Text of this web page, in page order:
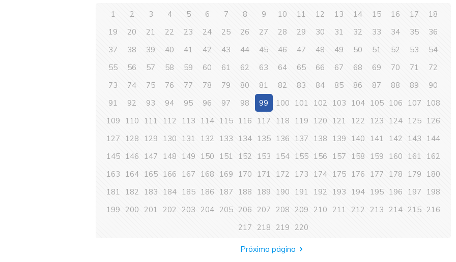
1 2 3 4 5 6 7 8 9 10 11 12 13 14 15 16 17
18
19
20 21 22 23 24 25 26 27 28 29 30 31 32 33 34 35
36
37
38 39 40 41 42 43 44 45 46 47 48 49 50 51 52 53
54
55
56 57 58 59 60 61 62 63 64 65 66 67 68 69 70 71
72
73
74 75 76 77 78 79 80 81 82 83 84 85 86 87 88 89
90
91
92 93 94 95 96 97 98 99 100 101 102 103 104 105 106 107
108
109
110 111 112 113 114 115 116 117 118 119 120 121 122 123 124 125 126
127
128 129 130 131 132 133 134 135 136 137 138 139 140 141 142 143
144
145 146 147 148 149 150 151 152 153 154 155 156 157 158 159 160 161
162
163
164 165 166 167 168 169 170 171 172 173 174 175 176 177 178 179
180
181
182 183 184 185 186 187 188 189 190 191 192 193 194 195 196 197
198
199
200 201 202 203 204 205 206 207 208 209 210 211 212 213 214 215 216
217
218 219 220
Próxima página